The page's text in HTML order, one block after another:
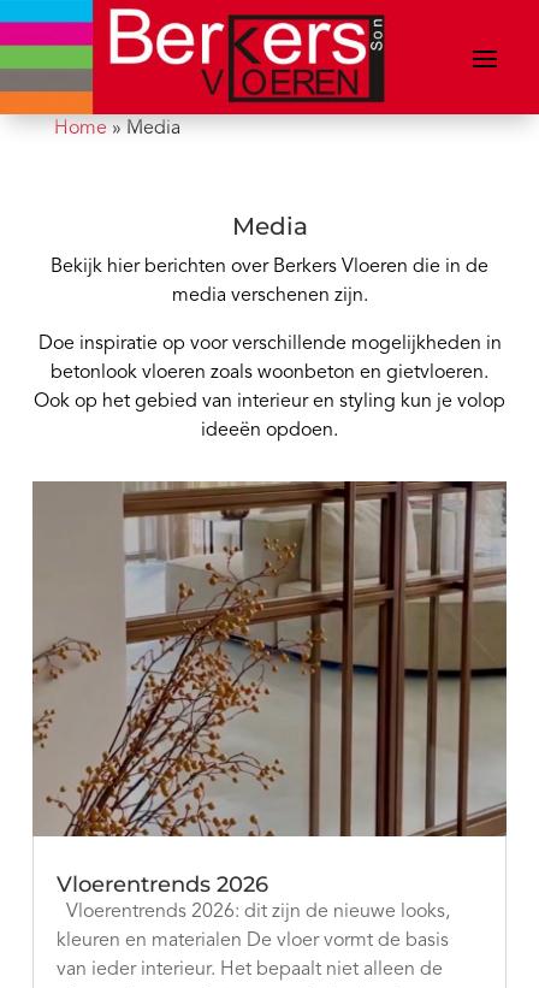
Home» Media
Media
Bekijk hier berichten over Berkers Vloeren die in de
media verschenen zijn.
Doe inspiratie op voor verschillende mogelijkheden in
betonlook vloeren zoals woonbeton en gietvloeren.
Ook op het gebied van interieur en styling kun je volop
ideeën opdoen.
Vloerentrends 2026
Vloerentrends 2026: dit zijn de nieuwe looks,
kleuren en materialen De vloer vormt de basis
van ieder interieur. Het bepaalt niet alleen de